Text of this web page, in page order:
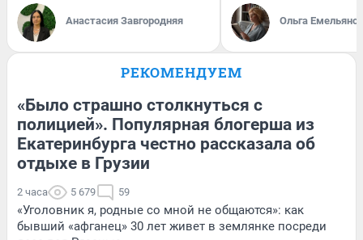
Анастасия Завгородняя Ольга
РЕКОМЕНДУЕМ
«Было страшно столкнуться с
полицией». Популярная блогерша из
Екатеринбурга честно рассказала об
отдыхе в Грузии
2 часа 5 679 59
«Уголовник я, родные со мной не общаются»: как
бывший «афганец» 30 лет живет в землянке посреди